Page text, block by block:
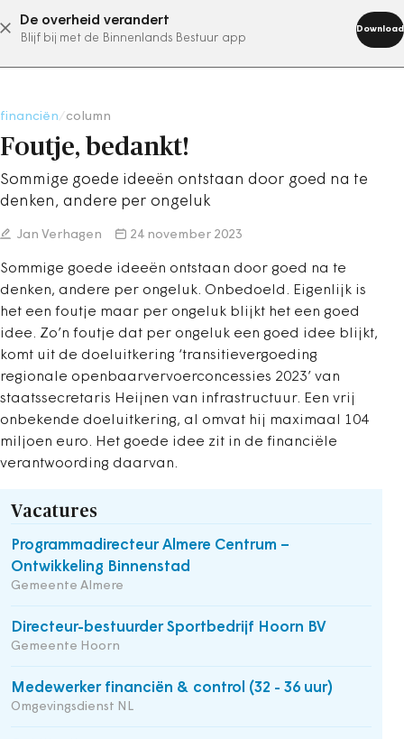
De overheid verandert
Blijf bij met de Binnenlands Bestuur app
Download
abonneer nu
financiën column
Foutje, bedankt!
Sommige goede ideeën ontstaan door goed na te
denken, andere per ongeluk
Jan Verhagen 24 november 2023
Sommige goede ideeën ontstaan door goed na te
denken, andere per ongeluk. Onbedoeld. Eigenlijk is
het een foutje maar per ongeluk blijkt het een goed
idee. Zo’n foutje dat per ongeluk een goed idee blijkt,
komt uit de doeluitkering ‘transitievergoeding
regionale openbaarvervoerconcessies 2023’ van
staatssecretaris Heijnen van infrastructuur. Een vrij
onbekende doeluitkering, al omvat hij maximaal 104
miljoen euro. Het goede idee zit in de financiële
verantwoording daarvan.
Vacatures
Programmadirecteur Almere Centrum –
Ontwikkeling Binnenstad
Gemeente Almere
Directeur-bestuurder Sportbedrijf Hoorn BV
Gemeente Hoorn
Medewerker financiën & control (32 - 36 uur)
Omgevingsdienst NL